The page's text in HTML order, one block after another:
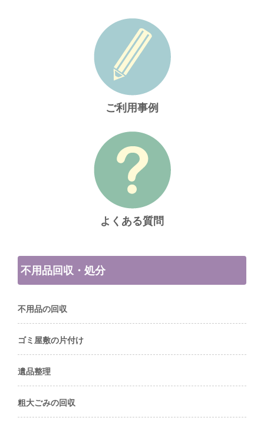
ご利用事例
よくある質問
不用品回収・処分
不用品の回収
ゴミ屋敷の片付け
遺品整理
粗大ごみの回収